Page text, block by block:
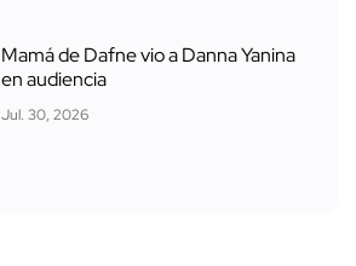
Mamá de Dafne vio a Danna Yanina
en audiencia
Jul. 30, 2026